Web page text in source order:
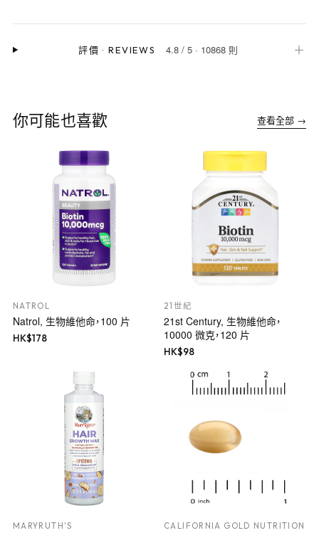
評價 ·REVIEWS 4.8/ 5· 10868 則 ＋
你可能也喜歡 查看全部 →
NATROL
Natrol, 生物維他命，100 片
HK$178
21世紀
21st Century, 生物維他命，
10000 微克，120 片
HK$98
MARYRUTH'S CALIFORNIA GOLD NUTRITION